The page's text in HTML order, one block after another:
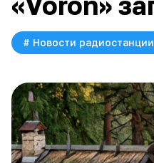
# Новости радиостанции